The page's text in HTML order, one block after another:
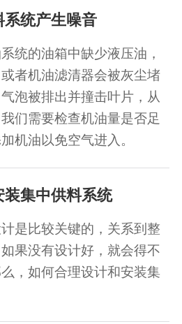
统产生噪音
统的油箱中缺少液压油，
者机油滤清器会被灰尘堵
泡被排出并撞击叶片，从
们需要检查机油量是否足
机油以免空气进入。
集中供料系统
是比较关键的，关系到整
果没有设计好，就会得不
，如何合理设计和安装集